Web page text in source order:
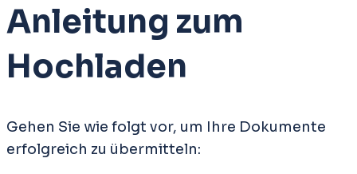
Anleitung zum
Hochladen
Gehen Sie wie folgt vor, um Ihre Dokumente
erfolgreich zu übermitteln: